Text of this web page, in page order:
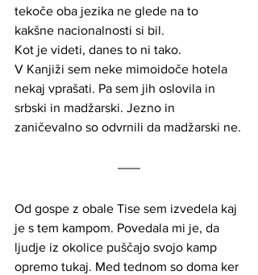
tekoče oba jezika ne glede na to
kakšne nacionalnosti si bil.
Kot je videti, danes to ni tako.
V Kanjiži sem neke mimoidoče hotela
nekaj vprašati. Pa sem jih oslovila in
srbski in madžarski. Jezno in
zaničevalno so odvrnili da madžarski ne.
Od gospe z obale Tise sem izvedela kaj
je s tem kampom. Povedala mi je, da
ljudje iz okolice puščajo svojo kamp
opremo tukaj. Med tednom so doma ker